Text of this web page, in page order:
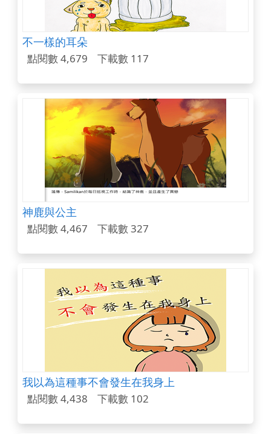
不一樣的耳朵
點閱數 4,679 下載數 117
神鹿與公主
點閱數 4,467 下載數 327
我以為這種事不會發生在我身上
點閱數 4,438 下載數 102